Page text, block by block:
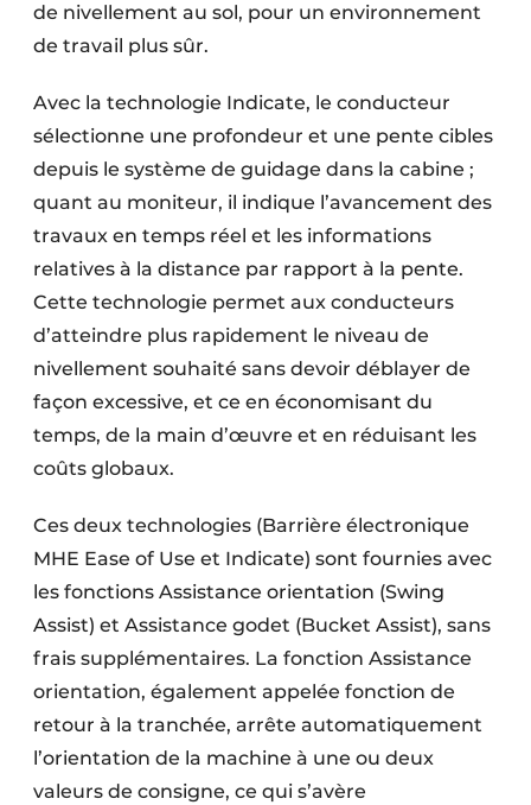
de nivellement au sol, pour un environnement
de travail plus sûr.
Avec la technologie Indicate, le conducteur
sélectionne une profondeur et une pente cibles
depuis le système de guidage dans la cabine ;
quant au moniteur, il indique l’avancement des
travaux en temps réel et les informations
relatives à la distance par rapport à la pente.
Cette technologie permet aux conducteurs
d’atteindre plus rapidement le niveau de
nivellement souhaité sans devoir déblayer de
façon excessive, et ce en économisant du
temps, de la main d’œuvre et en réduisant les
coûts globaux.
Ces deux technologies (Barrière électronique
MHE Ease of Use et Indicate) sont fournies avec
les fonctions Assistance orientation (Swing
Assist) et Assistance godet (Bucket Assist), sans
frais supplémentaires. La fonction Assistance
orientation, également appelée fonction de
retour à la tranchée, arrête automatiquement
l’orientation de la machine à une ou deux
valeurs de consigne, ce qui s’avère